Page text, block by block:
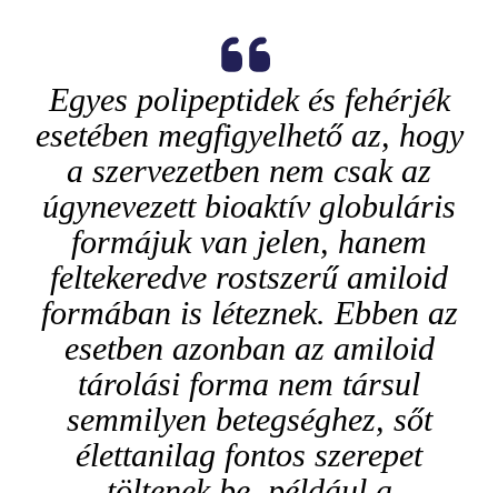
Egyes polipeptidek és fehérjék
esetében megfigyelhető az, hogy
a szervezetben nem csak az
úgynevezett bioaktív globuláris
formájuk van jelen, hanem
feltekeredve rostszerű amiloid
formában is léteznek. Ebben az
esetben azonban az amiloid
tárolási forma nem társul
semmilyen betegséghez, sőt
élettanilag fontos szerepet